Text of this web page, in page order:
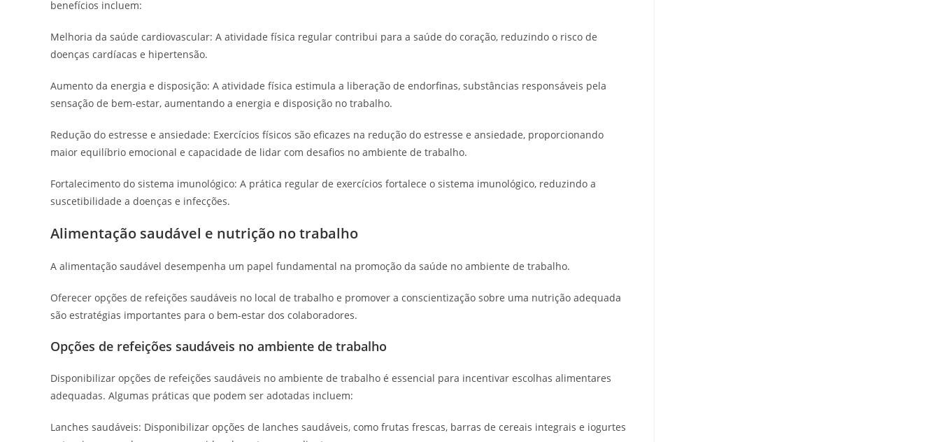
benefícios incluem:
Melhoria da saúde cardiovascular: A atividade física regular contribui para a saúde do coração, reduzindo o risco de
doenças cardíacas e hipertensão.
Aumento da energia e disposição: A atividade física estimula a liberação de endorfinas, substâncias responsáveis pela
sensação de bem-estar, aumentando a energia e disposição no trabalho.
Redução do estresse e ansiedade: Exercícios físicos são eficazes na redução do estresse e ansiedade, proporcionando
maior equilíbrio emocional e capacidade de lidar com desafios no ambiente de trabalho.
Fortalecimento do sistema imunológico: A prática regular de exercícios fortalece o sistema imunológico, reduzindo a
suscetibilidade a doenças e infecções.
Alimentação saudável e nutrição no trabalho
A alimentação saudável desempenha um papel fundamental na promoção da saúde no ambiente de trabalho.
Oferecer opções de refeições saudáveis no local de trabalho e promover a conscientização sobre uma nutrição adequada
são estratégias importantes para o bem-estar dos colaboradores.
Opções de refeições saudáveis no ambiente de trabalho
Disponibilizar opções de refeições saudáveis no ambiente de trabalho é essencial para incentivar escolhas alimentares
adequadas. Algumas práticas que podem ser adotadas incluem:
Lanches saudáveis: Disponibilizar opções de lanches saudáveis, como frutas frescas, barras de cereais integrais e iogurtes